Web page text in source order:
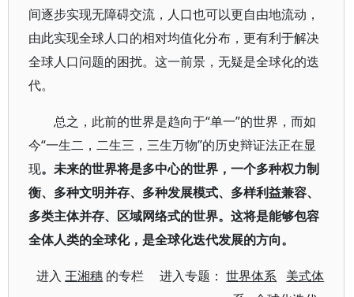
间逐步实现无障碍交流，人口也可以更自由地流动，
由此实现全球人口的相对均值化分布，更有利于解决
全球人口问题的困扰。这一前景，无疑是全球化的迭
代。
总之，此前的世界是趋向于“单一”的世界，而如
今“一生二，二生三，三生万物”的历史辩证法正在显
现。未来的世界将是多中心的世界，一个多种权力制
衡、多种文明并存、多种发展模式、多样利益兼容、
多类主体并存、区域网络式的世界。这将是能够包容
全体人类的全球化，是全球化迭代发展的方向。
进入王湘穗 的专栏 进入专题：世界体系 美式体